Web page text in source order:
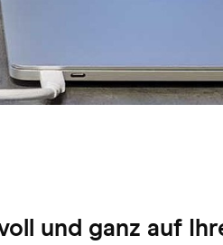
und ganz auf